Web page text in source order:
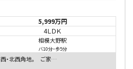
5,999万円
4ＬＤＫ
相模大野駅
バ10分・歩5分
・北西角地。 ご家…